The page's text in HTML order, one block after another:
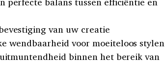
van uw creatie
wendbaarheid voor moeiteloos stylen
binnen het bereik van